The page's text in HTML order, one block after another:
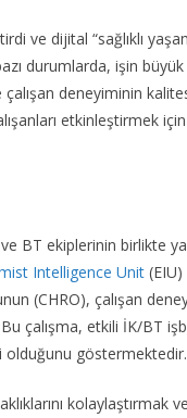
ve dijital “sağlıklı
durumlarda, işin büyük
deneyiminin
etkinleştirmek için
BT ekiplerinin birlikte
Intelligence Unit (EIU)
(CHRO), çalışan
Bu çalışma, etkili İK/BT
olduğunu göstermektedir.
kolaylaştırmak